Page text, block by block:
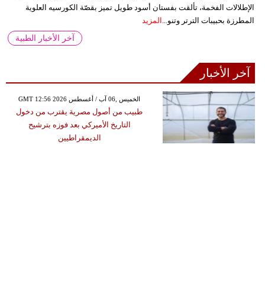
الإطلالات الفخمة، تألقت بفستان أسود طويل تميز بقصّة الكورسيه العلوية
المطرزة بحبيبات الترتر وتنو... المزيد
آخر الأخبار الطبية
آخر الأخبار
GMT 12:56 2026 الخميس ,06 آب / أغسطس
طبيب من أصول مصرية يقترب من دخول
التاريخ الأميركي بعد فوزه بترشيح
الديمقراطيين